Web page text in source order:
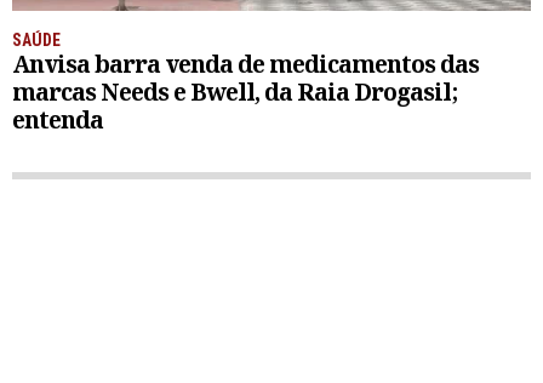
SAÚDE
Anvisa barra venda de medicamentos das
marcas Needs e Bwell, da Raia Drogasil;
entenda